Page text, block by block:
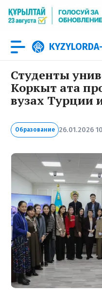
Студенты
Коркыт ата
вузах Турции
Образование 26.01.2026